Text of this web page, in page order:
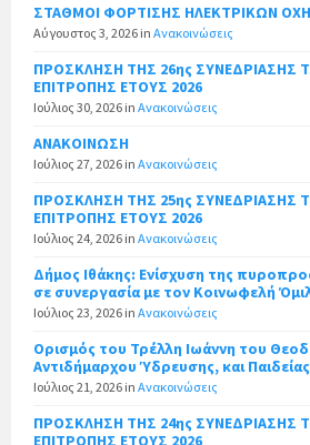
ΣΤΑΘΜΟΙ ΦΟΡΤΙΣΗΣ ΗΛΕΚΤΡΙΚΩΝ
Αύγουστος 3, 2026 in Ανακοινώσεις
ΠΡΟΣΚΛΗΣΗ ΤΗΣ 26ης ΣΥΝΕΔΡΙΑΣΗΣ
ΕΠΙΤΡΟΠΗΣ ΕΤΟΥΣ 2026
Ιούλιος 30, 2026 in Ανακοινώσεις
ΑΝΑΚΟΙΝΩΣΗ
Ιούλιος 27, 2026 in Ανακοινώσεις
ΠΡΟΣΚΛΗΣΗ ΤΗΣ 25ης ΣΥΝΕΔΡΙΑΣΗΣ
ΕΠΙΤΡΟΠΗΣ ΕΤΟΥΣ 2026
Ιούλιος 24, 2026 in Ανακοινώσεις
Δήμος Ιθάκης: Ενίσχυση της
σε συνεργασία με τον Κοινωφελή
Ιούλιος 23, 2026 in Ανακοινώσεις
Ορισμός του Τρέλλη Ιωάννη του
Αντιδήμαρχου Ύδρευσης, και
Ιούλιος 21, 2026 in Ανακοινώσεις
ΠΡΟΣΚΛΗΣΗ ΤΗΣ 24ης ΣΥΝΕΔΡΙΑΣΗΣ
ΕΠΙΤΡΟΠΗΣ ΕΤΟΥΣ 2026